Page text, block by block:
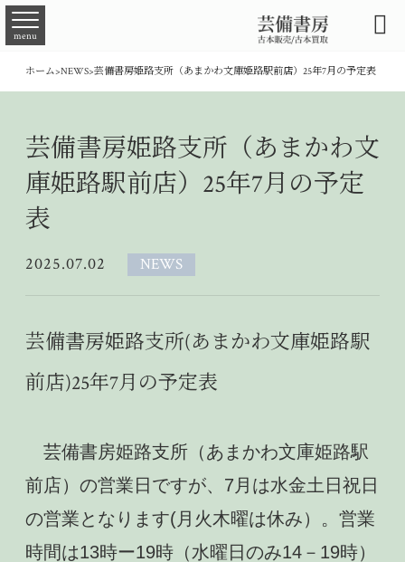
menu 
ホーム>NEWS>芸備書房姫路支所（あまかわ文庫姫路駅前店）25年7月の予定表
芸備書房姫路支所（あまかわ文
庫姫路駅前店）25年7月の予定
表
2025.07.02 NEWS
芸備書房姫路支所(あまかわ文庫姫路駅
前店)25年7月の予定表
芸備書房姫路支所（あまかわ文庫姫路駅
前店）の営業日ですが、7 月は水金土日祝日
の営業となります(月火木曜は休み）。営業
時間は13時ー19時（水曜日のみ14－19時）